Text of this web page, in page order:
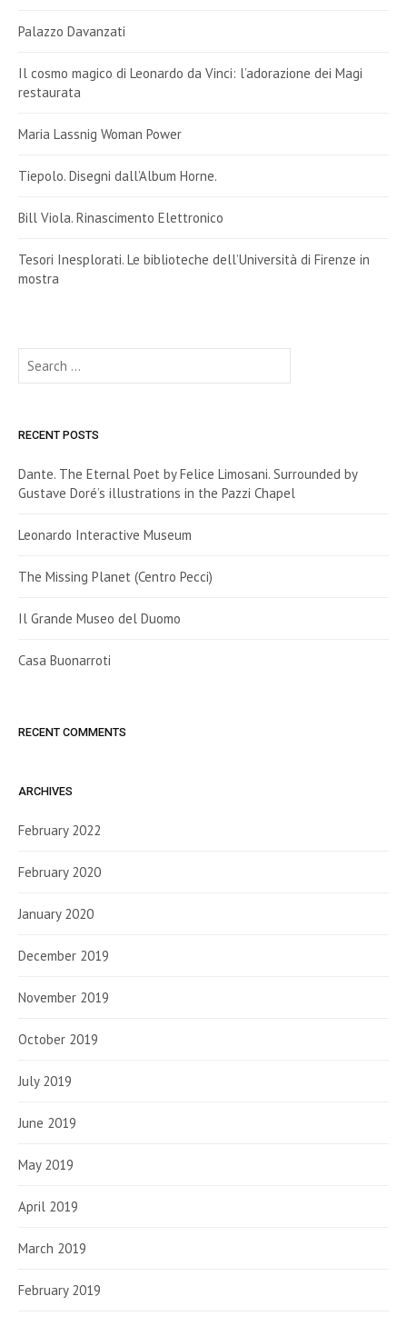
Palazzo Davanzati
Il cosmo magico di Leonardo da Vinci: l’adorazione dei Magi
restaurata
Maria Lassnig Woman Power
Tiepolo. Disegni dall’Album Horne.
Bill Viola. Rinascimento Elettronico
Tesori Inesplorati. Le biblioteche dell’Università di Firenze in
mostra
Search
for:
RECENT POSTS
Dante. The Eternal Poet by Felice Limosani. Surrounded by
Gustave Doré’s illustrations in the Pazzi Chapel
Leonardo Interactive Museum
The Missing Planet (Centro Pecci)
Il Grande Museo del Duomo
Casa Buonarroti
RECENT COMMENTS
ARCHIVES
February 2022
February 2020
January 2020
December 2019
November 2019
October 2019
July 2019
June 2019
May 2019
April 2019
March 2019
February 2019